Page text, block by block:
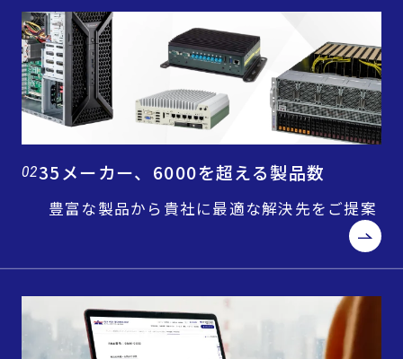
0235メーカー、6000を超える製品数
豊富な製品から貴社に最適な解決先をご提案